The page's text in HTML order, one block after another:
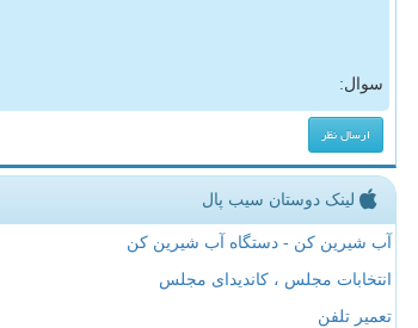
سوال:
لینک دوستان سیب پال
آب شیرین کن - دستگاه آب شیرین کن
انتخابات مجلس ، کاندیدای مجلس
تعمیر تلفن